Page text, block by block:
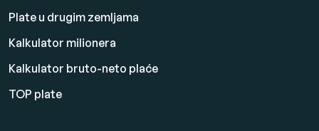
Plate u drugim zemljama
Kalkulator milionera
Kalkulator bruto-neto plaće
TOP plate